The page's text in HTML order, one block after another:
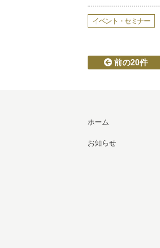
イベント・セミナー
前の20件
ホーム
お知らせ